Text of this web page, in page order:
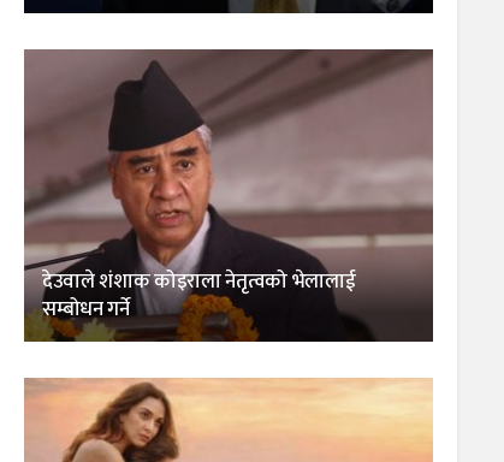
देउवाले शंशाक कोइराला नेतृत्वको भेलालाई
सम्बोधन गर्ने